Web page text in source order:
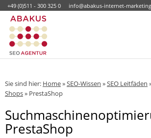
+49 (0)511 - 300 325 0 info@abakus-internet-
Sie sind hier: Home»SEO-Wissen »SEO Leitfäden
Shops» PrestaShop
PrestaShop